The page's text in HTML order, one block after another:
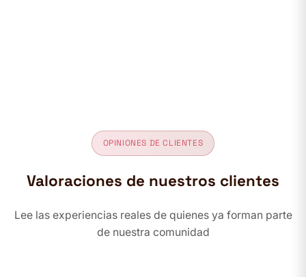
OPINIONES DE CLIENTES
Valoraciones de nuestros clientes
Lee las experiencias reales de quienes ya forman parte
de nuestra comunidad